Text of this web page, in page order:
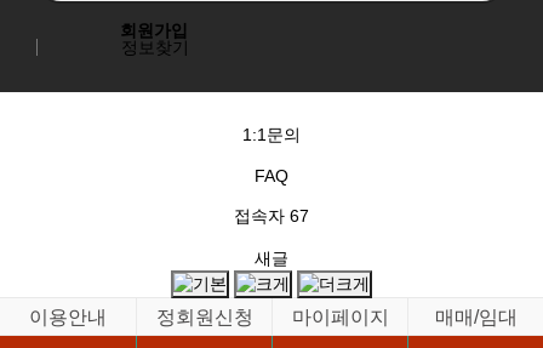
회원가입
정보찾기
1:1문의
FAQ
접속자 67
새글
이용안내 정회원신청 마이페이지
매매/임대